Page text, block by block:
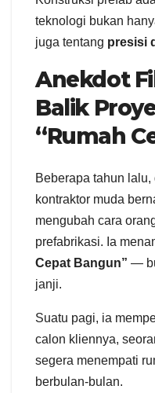
teknologi bukan
juga tentang presisi
Anekdot
Balik
“Rumah
Beberapa tahun
kontraktor muda
mengubah cara
prefabrikasi. Ia
Cepat Bangun” —
janji.
Suatu pagi, ia
calon kliennya,
segera menempati
berbulan-bulan.